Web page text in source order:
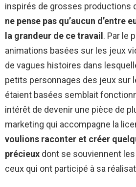
inspirés de grosses productions
ne pense pas qu’aucun d’entre
la grandeur de ce travail . Par le
animations basées sur les jeux
de vagues histoires dans
petits personnages des jeux sur
étaient basées semblait
intérêt de devenir une pièce de
marketing qui accompagne la
voulions raconter et créer
précieux dont se souviennent
ceux qui ont participé à sa